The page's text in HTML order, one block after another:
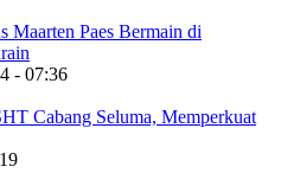
Maarten Paes Bermain di
- 07:36
Cabang Seluma, Memperkuat